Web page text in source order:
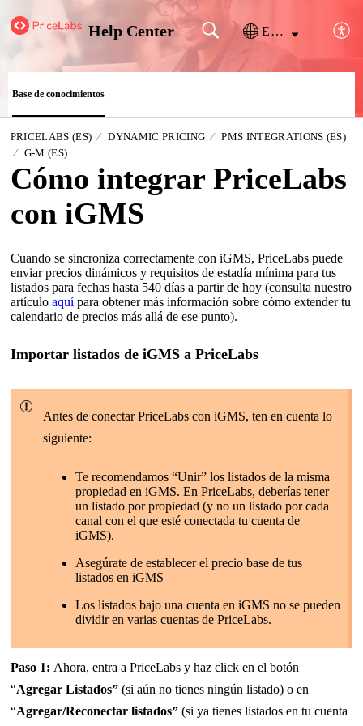
Help Center Español (España)
Base de conocimientos
PRICELABS (ES) DYNAMIC PRICING
PMS INTEGRATIONS (ES)
G-M (ES)
Cómo integrar PriceLabs
con iGMS
Cuando se sincroniza correctamente con iGMS, PriceLabs puede
enviar precios dinámicos y requisitos de estadía mínima para tus
listados para fechas hasta 540 días a partir de hoy (consulta nuestro
artículo aquípara obtener más información sobre cómo extender tu
calendario de precios más allá de ese punto).
Importar listados de iGMS a PriceLabs
Antes de conectar PriceLabs con iGMS, ten en cuenta lo
siguiente:
Te recomendamos “Unir” los listados de la misma
propiedad en iGMS. En PriceLabs, deberías tener
un listado por propiedad (y no un listado por cada
canal con el que esté conectada tu cuenta de
iGMS).
Asegúrate de establecer el precio base de tus
listados en iGMS
Los listados bajo una cuenta en iGMS no se pueden
dividir en varias cuentas de PriceLabs.
Paso 1: Ahora, entra a PriceLabs y haz click en el botón
“Agregar Listados”(si aún no tienes ningún listado) o en
“Agregar/Reconectar listados”(si ya tienes listados en tu cuenta